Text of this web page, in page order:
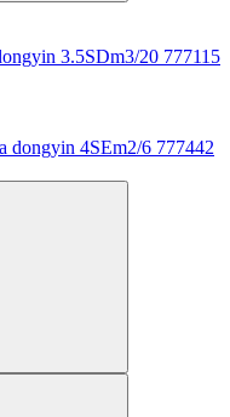
3.5SDm3/20 777115